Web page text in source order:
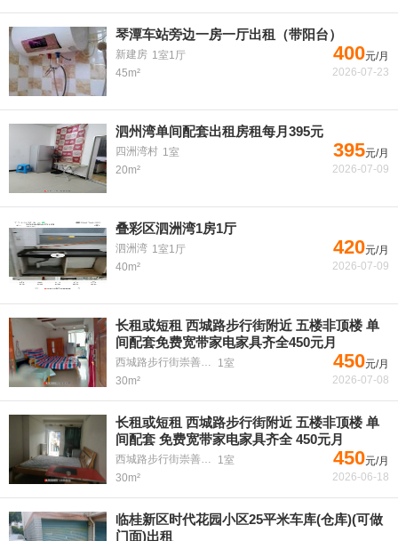
琴潭车站旁边一房一厅出租（带阳台）
新建房 1室1厅
45m²
400元/月
2026-07-23
泗州湾单间配套出租房租每月395元
四洲湾村 1室
20m²
395元/月
2026-07-09
叠彩区泗洲湾1房1厅
泗洲湾 1室1厅
40m²
420元/月
2026-07-09
长租或短租 西城路步行街附近 五楼非顶楼 单
间配套免费宽带家电家具齐全450元月
西城路步行街崇善学区1室
30m²
450元/月
2026-07-08
长租或短租 西城路步行街附近 五楼非顶楼 单
间配套 免费宽带家电家具齐全 450元月
西城路步行街崇善学区1室
30m²
450元/月
2026-06-18
临桂新区时代花园小区25平米车库(仓库)(可做
门面)出租